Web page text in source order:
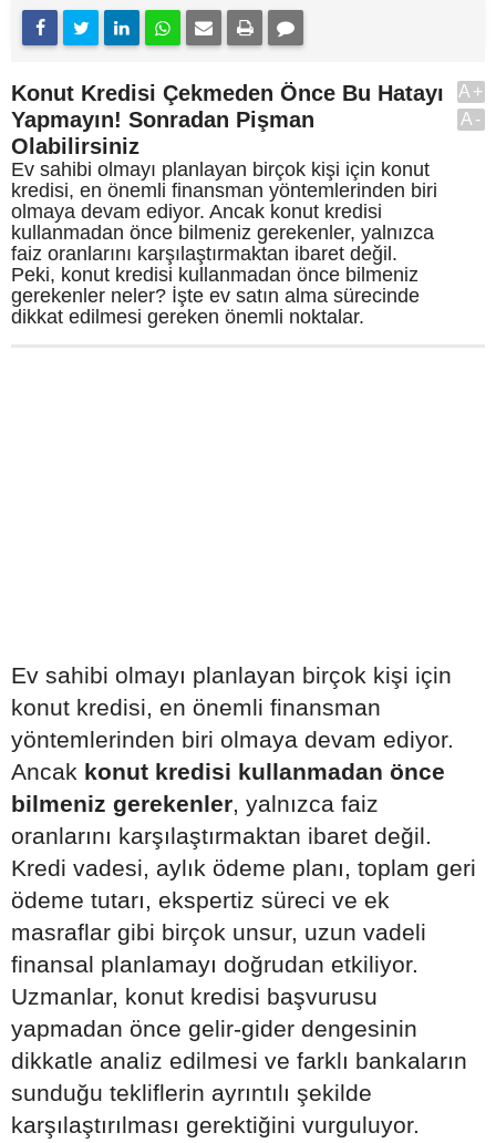
Konut Kredisi Çekmeden Önce Bu Hatayı
Yapmayın! Sonradan Pişman
Olabilirsiniz
Ev sahibi olmayı planlayan birçok kişi için konut
kredisi, en önemli finansman yöntemlerinden biri
olmaya devam ediyor. Ancak konut kredisi
kullanmadan önce bilmeniz gerekenler, yalnızca
faiz oranlarını karşılaştırmaktan ibaret değil.
Peki, konut kredisi kullanmadan önce bilmeniz
gerekenler neler? İşte ev satın alma sürecinde
dikkat edilmesi gereken önemli noktalar.
A+
A-
Ev sahibi olmayı planlayan birçok kişi için
konut kredisi, en önemli finansman
yöntemlerinden biri olmaya devam ediyor.
Ancak konut kredisi kullanmadan önce
bilmeniz gerekenler, yalnızca faiz
oranlarını karşılaştırmaktan ibaret değil.
Kredi vadesi, aylık ödeme planı, toplam geri
ödeme tutarı, ekspertiz süreci ve ek
masraflar gibi birçok unsur, uzun vadeli
finansal planlamayı doğrudan etkiliyor.
Uzmanlar, konut kredisi başvurusu
yapmadan önce gelir-gider dengesinin
dikkatle analiz edilmesi ve farklı bankaların
sunduğu tekliflerin ayrıntılı şekilde
karşılaştırılması gerektiğini vurguluyor.